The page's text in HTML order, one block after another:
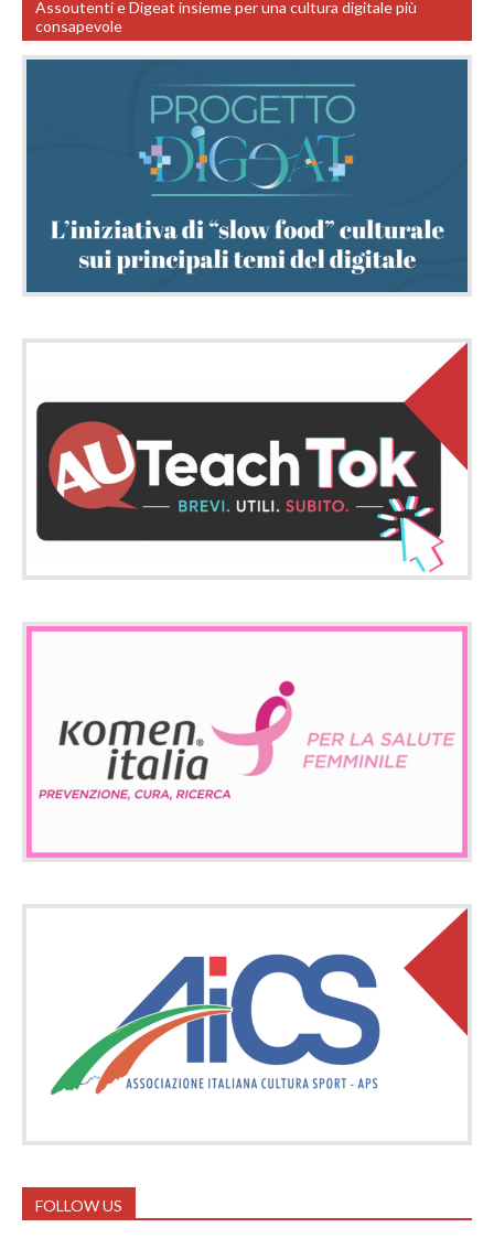
Assoutenti e Digeat insieme per una cultura digitale più
consapevole
FOLLOW US